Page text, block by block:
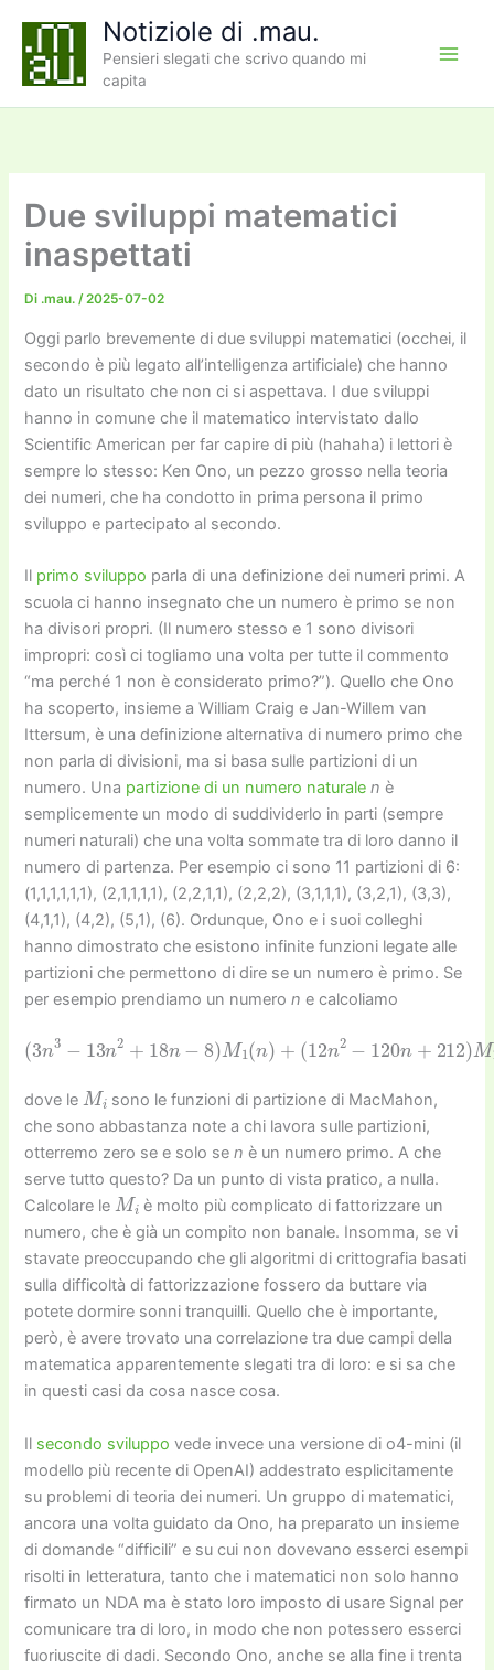
contenuto
Notiziole di .mau.
Pensieri slegati che scrivo quando mi
capita
Due sviluppi matematici
inaspettati
Di .mau./2025-07-02
Oggi parlo brevemente di due sviluppi matematici (occhei, il
secondo è più legato all’intelligenza artificiale) che hanno
dato un risultato che non ci si aspettava. I due sviluppi
hanno in comune che il matematico intervistato dallo
Scientific American per far capire di più (hahaha) i lettori è
sempre lo stesso: Ken Ono, un pezzo grosso nella teoria
dei numeri, che ha condotto in prima persona il primo
sviluppo e partecipato al secondo.
Il primo sviluppo parla di una definizione dei numeri primi. A
scuola ci hanno insegnato che un numero è primo se non
ha divisori propri. (Il numero stesso e 1 sono divisori
impropri: così ci togliamo una volta per tutte il commento
“ma perché 1 non è considerato primo?”). Quello che Ono
ha scoperto, insieme a William Craig e Jan-Willem van
Ittersum, è una definizione alternativa di numero primo che
non parla di divisioni, ma si basa sulle partizioni di un
numero. Una partizione di un numero naturale n è
semplicemente un modo di suddividerlo in parti (sempre
numeri naturali) che una volta sommate tra di loro danno il
numero di partenza. Per esempio ci sono 11 partizioni di 6:
(1,1,1,1,1,1), (2,1,1,1,1), (2,2,1,1), (2,2,2), (3,1,1,1), (3,2,1), (3,3),
(4,1,1), (4,2), (5,1), (6). Ordunque, Ono e i suoi colleghi
hanno dimostrato che esistono infinite funzioni legate alle
partizioni che permettono di dire se un numero è primo. Se
per esempio prendiamo un numeron e calcoliamo
( n3− n2 +18 n− )M1 n
(12 n 120 +212) M 2 )−960 3(n
dove le
Mi
sono le funzioni di partizione di MacMahon,
che sono abbastanza note a chi lavora sulle partizioni,
otterremo zero se e solo sen è un numero primo. A che
serve tutto questo? Da un punto di vista pratico, a nulla.
Calcolare le
Mi
è molto più complicato di fattorizzare un
numero, che è già un compito non banale. Insomma, se vi
stavate preoccupando che gli algoritmi di crittografia basati
sulla difficoltà di fattorizzazione fossero da buttare via
potete dormire sonni tranquilli. Quello che è importante,
però, è avere trovato una correlazione tra due campi della
matematica apparentemente slegati tra di loro: e si sa che
in questi casi da cosa nasce cosa.
Il secondo sviluppo vede invece una versione di o4-mini (il
modello più recente di OpenAI) addestrato esplicitamente
su problemi di teoria dei numeri. Un gruppo di matematici,
ancora una volta guidato da Ono, ha preparato un insieme
di domande “difficili” e su cui non dovevano esserci esempi
risolti in letteratura, tanto che i matematici non solo hanno
firmato un NDA ma è stato loro imposto di usare Signal per
comunicare tra di loro, in modo che non potessero esserci
fuoriuscite di dadi. Secondo Ono, anche se alla fine i trenta